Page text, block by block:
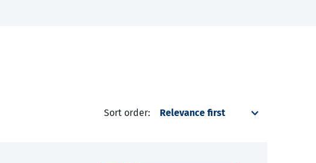
Sort order: